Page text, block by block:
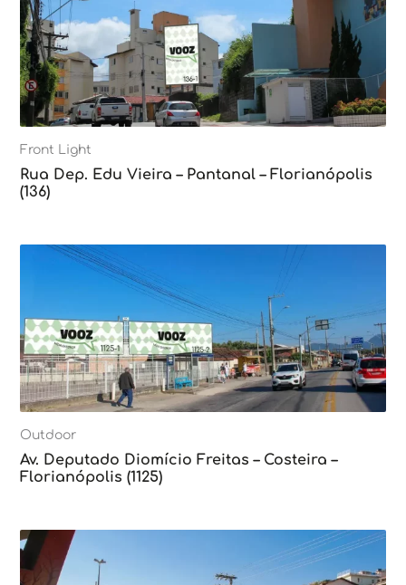
Front Light
Rua Dep. Edu Vieira – Pantanal – Florianópolis
(136)
Outdoor
Av. Deputado Diomício Freitas – Costeira –
Florianópolis (1125)